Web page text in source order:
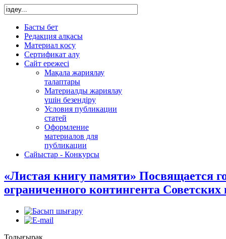
Басты бет
Редакция алқасы
Материал қосу
Сертификат алу
Сайт ережесі
Мақала жариялау
талаптары
Материалды жариялау
үшін безендіру
Условия публикации
статей
Оформление
материалов для
публикации
Сайыстар - Конкурсы
«Листая книгу памяти» Посвящается
ограниченного контингента
Толығырақ